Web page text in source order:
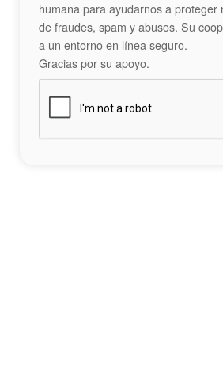
humana para ayudarnos a proteger
de fraudes, spam y abusos. Su
a un entorno en línea seguro.
Gracias por su apoyo.